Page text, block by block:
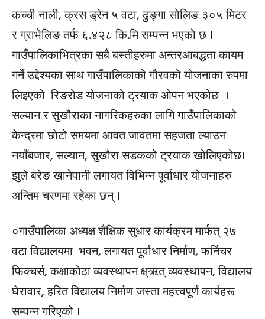
कच्ची नाली, क्रस ड्रेन ५ वटा, ढुङ्गा सोलिङ ३०५ मिटर
र ग्राभेलिङ तर्फ ६.४२८ कि.मि सम्पन्न भएको छ ।
गाउँपालिकाभित्रका सबै बस्तीहरुमा अन्तरआबद्धता कायम
गर्ने उद्देश्यका साथ गाउँपालिकाको गौरवको योजनाका रुपमा
लिइएको रिङरोड योजनाको ट्रयाक ओपन भएकोछ ।
सल्यान र सुखौराका नागरिकहरुका लागि गाउँपालिकाको
केन्द्रमा छोटो समयमा आवत जावतमा सहजता ल्याउन
नयाँबजार, सल्यान, सुखौरा सडकको ट्रयाक खोलिएकोछ।
झुले बरेङ खानेपानी लगायत विभिन्न पूर्वाधार योजनाहरु
अन्तिम चरणमा रहेका छन् ।
०गाउँपालिका अध्यक्ष शैक्षिक सुधार कार्यक्रम मार्फत् २७
वटा विद्यालयमा भवन, लगायत पूर्वाधार निर्माण, फर्निचर
फिक्चर्स, कक्षाकोठा व्यवस्थापन क्ष्ऋत् व्यवस्थापन, विद्यालय
घेरावार, हरित विद्यालय निर्माण जस्ता महत्त्वपूर्ण कार्यहरू
सम्पन्न गरिएको ।